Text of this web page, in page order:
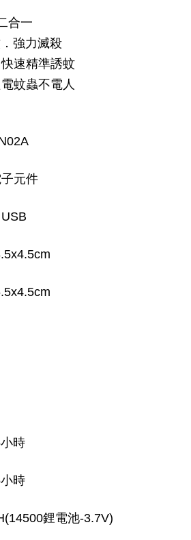
合一
強力滅殺
速精準誘蚊
蚊蟲不電人
元件
時
時
鋰電池-3.7V)